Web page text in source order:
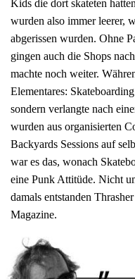
Kids die dort skateten
wurden also immer leerer,
abgerissen wurden. Ohne
gingen auch die Shops
machte noch weiter.
Elementares:
sondern verlangte nach
wurden aus organisierten
Backyards Sessions auf
war es das, wonach
eine Punk Attitüde. Nicht
damals entstanden
Magazine.